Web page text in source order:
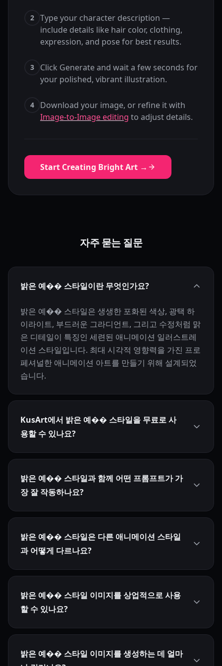
2
Type your character description —
include details like hair color, clothing,
expression, and pose for best results.
3
Click Generate and wait a few seconds for
your polished, vibrant illustration.
4
Download your image, or refine it with
Image-to-Image editing to adjust details.
Start Creating Bright Art →
자주 묻는 질문
밝은 예�� 스타일이란 무엇인가요?
밝은 예�� 스타일은 생생한 포화된 색상, 광택 하
이라이트, 부드러운 그라디언트, 그리고 수정처럼 맑
은 디테일이 특징인 세련된 애니메이션 일러스트레
이션 스타일입니다. 최대 시각적 영향력을 가진 프로
페셔널한 애니메이션 아트를 만들기 위해 설계되었
습니다.
KusArt에서 밝은 예�� 스타일을 무료로 사
용할 수 있나요?
밝은 예�� 스타일과 함께 어떤 프롬프트가 가
장 잘 작동하나요?
밝은 예�� 스타일은 다른 애니메이션 스타일
과 어떻게 다르나요?
밝은 예�� 스타일 이미지를 상업적으로 사용
할 수 있나요?
밝은 예�� 스타일 이미지를 생성하는 데 얼마